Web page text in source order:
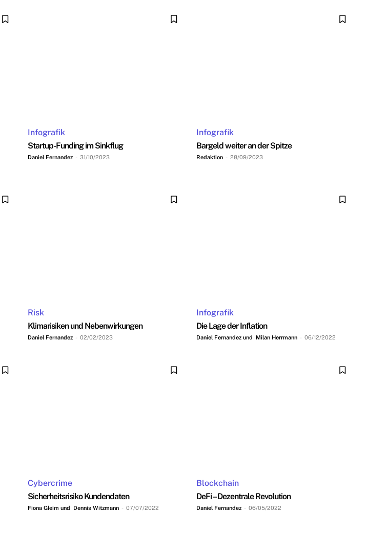
Infografik
Startup-Funding im Sinkflug
Daniel Fernandez - 31/10/2023
Infografik
Bargeld weiter an der Spitze
Redaktion - 28/09/2023
Risk
Klimarisiken und Nebenwirkungen
Daniel Fernandez - 02/02/2023
Infografik
Die Lage der Inflation
Daniel Fernandez und Milan Herrmann - 06/12/2022
Cybercrime
Sicherheitsrisiko Kundendaten
Fiona Gleim und Dennis Witzmann - 07/07/2022
Blockchain
DeFi – Dezentrale Revolution
Daniel Fernandez - 06/05/2022